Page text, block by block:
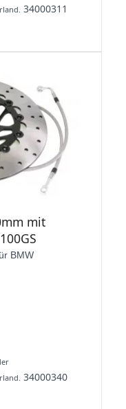
34000311
mit
BMW
34000340